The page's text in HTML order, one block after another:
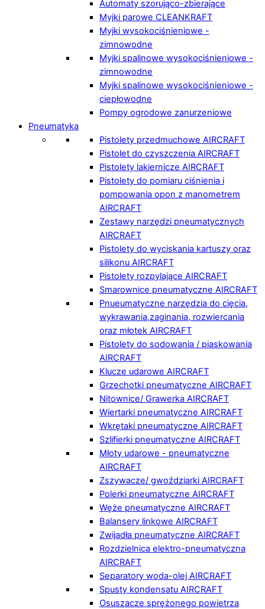
Automaty szorująco-zbierające
Myjki parowe CLEANKRAFT
Myjki wysokociśnieniowe -
zimnowodne
Myjki spalinowe wysokociśnieniowe -
zimnowodne
Myjki spalinowe wysokociśnieniowe -
ciepłowodne
Pompy ogrodowe zanurzeniowe
Pneumatyka
Pistolety przedmuchowe AIRCRAFT
Pistolet do czyszczenia AIRCRAFT
Pistolety lakiernicze AIRCRAFT
Pistolety do pomiaru ciśnienia i
pompowania opon z manometrem
AIRCRAFT
Zestawy narzędzi pneumatycznych
AIRCRAFT
Pistolety do wyciskania kartuszy oraz
silikonu AIRCRAFT
Pistolety rozpylające AIRCRAFT
Smarownice pneumatyczne AIRCRAFT
Pnueumatyczne narzędzia do cięcia,
wykrawania,zaginania, rozwiercania
oraz młotek AIRCRAFT
Pistolety do sodowania / piaskowania
AIRCRAFT
Klucze udarowe AIRCRAFT
Grzechotki pneumatyczne AIRCRAFT
Nitownice/ Grawerka AIRCRAFT
Wiertarki pneumatyczne AIRCRAFT
Wkrętaki pneumatyczne AIRCRAFT
Szlifierki pneumatyczne AIRCRAFT
Młoty udarowe - pneumatyczne
AIRCRAFT
Zszywacze/ gwoździarki AIRCRAFT
Polerki pneumatyczne AIRCRAFT
Węże pneumatyczne AIRCRAFT
Balansery linkowe AIRCRAFT
Zwijadła pneumatyczne AIRCRAFT
Rozdzielnica elektro-pneumatyczna
AIRCRAFT
Separatory woda-olej AIRCRAFT
Spusty kondensatu AIRCRAFT
Osuszacze sprężonego powietrza